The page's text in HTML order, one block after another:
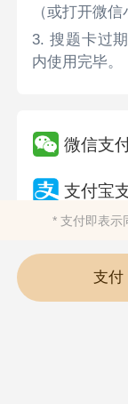
（或打开微信
3. 搜题卡过
内使用完毕。
微信支
支付宝
* 支付即表示
支付
湖南优积